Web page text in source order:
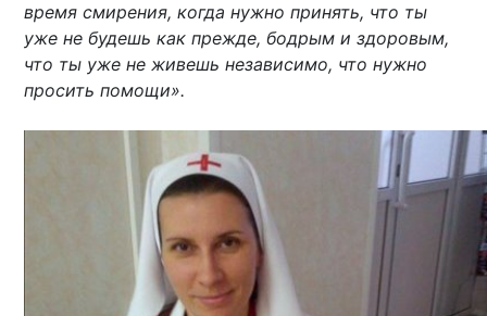
время смирения, когда нужно принять, что ты
уже не будешь как прежде, бодрым и здоровым,
что ты уже не живешь независимо, что нужно
просить помощи».